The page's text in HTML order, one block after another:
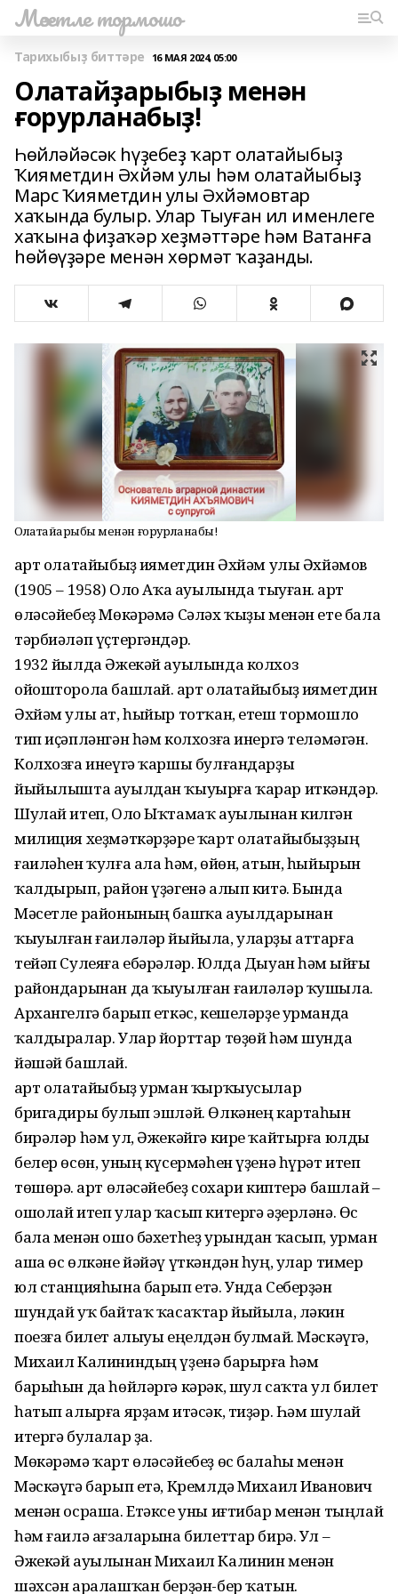
Мәсетле тормошо
Тарихыбыҙ биттәре 16 МАЯ 2024, 05:00
Олатайҙарыбыҙ менән
ғорурланабыҙ!
Һөйләйәсәк һүҙебеҙ ҡарт олатайыбыҙ
Ҡияметдин Әхйәм улы һәм олатайыбыҙ
Марс Ҡияметдин улы Әхйәмовтар
хаҡында булыр. Улар Тыуған ил именлеге
хаҡына фиҙаҡәр хеҙмәттәре һәм Ватанға
һөйөүҙәре менән хөрмәт ҡаҙанды.
Олатайҙарыбыҙ менән ғорурланабыҙ!
Ҡарт олатайыбыҙ Ҡияметдин Әхйәм улы Әхйәмов
(1905 – 1958) Оло Аҡа ауылында тыуған. Ҡарт
өләсәйебеҙ Мөкәрәмә Сәләх ҡыҙы менән ете бала
тәрбиәләп үҫтергәндәр.
1932 йылда Әжекәй ауылында колхоз
ойошторола башлай. Ҡарт олатайыбыҙ Ҡияметдин
Әхйәм улы ат, һыйыр тотҡан, етеш тормошло
тип иҫәпләнгән һәм колхозға инергә теләмәгән.
Колхозға инеүгә ҡаршы булғандарҙы
йыйылышта ауылдан ҡыуырға ҡарар иткәндәр.
Шулай итеп, Оло Ыҡтамаҡ ауылынан килгән
милиция хеҙмәткәрҙәре ҡарт олатайыбыҙҙың
ғаиләһен ҡулға ала һәм, өйөн, атын, һыйырын
ҡалдырып, район үҙәгенә алып китә. Бында
Мәсетле районының башҡа ауылдарынан
ҡыуылған ғаиләләр йыйыла, уларҙы аттарға
тейәп Сулеяға ебәрәләр. Юлда Дыуан һәм Ҡыйғы
райондарынан да ҡыуылған ғаиләләр ҡушыла.
Архангелгә барып еткәс, кешеләрҙе урманда
ҡалдыралар. Улар йорттар төҙөй һәм шунда
йәшәй башлай.
Ҡарт олатайыбыҙ урман ҡырҡыусылар
бригадиры булып эшләй. Өлкәнең картаһын
бирәләр һәм ул, Әжекәйгә кире ҡайтырға юлды
белер өсөн, уның күсермәһен үҙенә һүрәт итеп
төшөрә. Ҡарт өләсәйебеҙ сохари киптерә башлай –
ошолай итеп улар ҡасып китергә әҙерләнә. Өс
бала менән ошо бәхетһеҙ урындан ҡасып, урман
аша өс өлкәне йәйәү үткәндән һуң, улар тимер
юл станцияһына барып етә. Унда Себерҙән
шундай уҡ байтаҡ ҡасаҡтар йыйыла, ләкин
поезға билет алыуы еңелдән булмай. Мәскәүгә,
Михаил Калининдың үҙенә барырға һәм
барыһын да һөйләргә кәрәк, шул саҡта ул билет
һатып алырға ярҙам итәсәк, тиҙәр. Һәм шулай
итергә булалар ҙа.
Мөкәрәмә ҡарт өләсәйебеҙ өс балаһы менән
Мәскәүгә барып етә, Кремлдә Михаил Иванович
менән осраша. Етәксе уны иғтибар менән тыңлай
һәм ғаилә ағзаларына билеттар бирә. Ул –
Әжекәй ауылынан Михаил Калинин менән
шәхсән аралашҡан берҙән-бер ҡатын.